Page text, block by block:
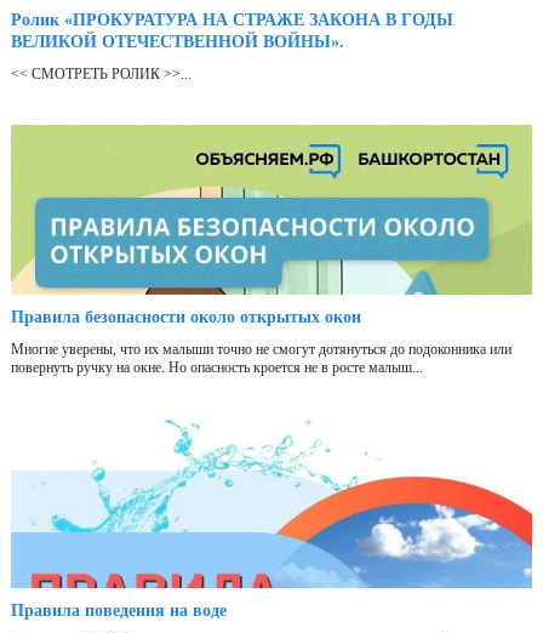
Ролик «ПРОКУРАТУРА НА СТРАЖЕ ЗАКОНА В ГОДЫ
ВЕЛИКОЙ ОТЕЧЕСТВЕННОЙ ВОЙНЫ».
<< СМОТРЕТЬ РОЛИК >>...
Правила безопасности около открытых окон
Многие уверены, что их малыши точно не смогут дотянуться до подоконника или
повернуть ручку на окне. Но опасность кроется не в росте малыш...
Правила поведения на воде